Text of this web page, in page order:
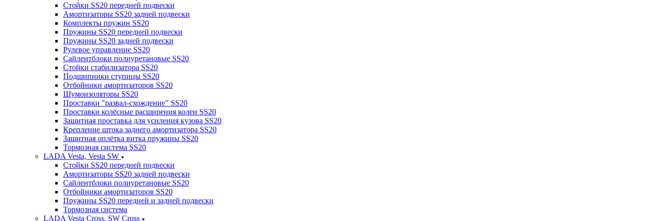
Стойки SS20 передней подвески
Амортизаторы SS20 задней подвески
Комплекты пружин SS20
Пружины SS20 передней подвески
Пружины SS20 задней подвески
Рулевое управление SS20
Сайлентблоки полиуретановые SS20
Стойки стабилизатора SS20
Подшипники ступицы SS20
Отбойники амортизаторов SS20
Шумоизоляторы SS20
Проставки "развал-схождение" SS20
Проставки колёсные расширения колеи SS20
Защитная проставка для усиления кузова SS20
Крепление штока заднего амортизатора SS20
Защитная оплётка витка пружины SS20
Тормозная система SS20
LADA Vesta, Vesta SW
Стойки SS20 передней подвески
Амортизаторы SS20 задней подвески
Сайлентблоки полиуретановые SS20
Отбойники амортизаторов SS20
Пружины SS20 передней и задней подвески
Тормозная система
LADA Vesta Cross, SW Cross